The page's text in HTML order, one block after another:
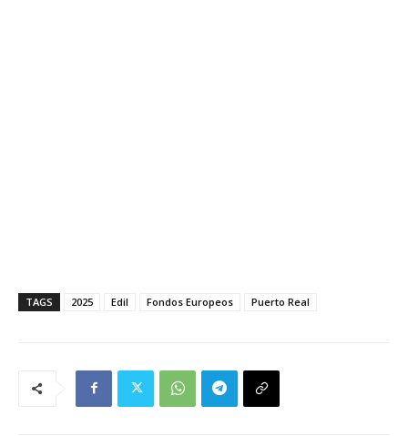
TAGS 2025 Edil Fondos Europeos Puerto Real